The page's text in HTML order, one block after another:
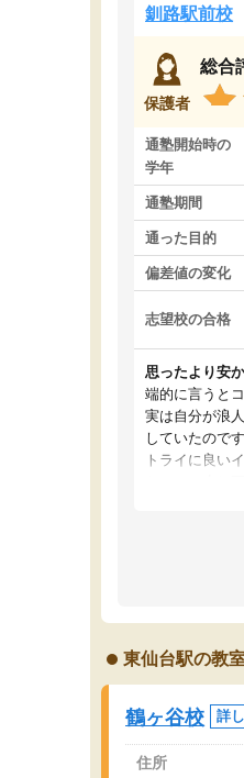
釧路駅前校
保護者
総合
通塾開始時の
学年
通塾期間
通った目的
偏差値の変化
志望校の合格
思ったより安
端的に言うと
実は自分が浪
していたので
トライに良い
なので、少し
ても行きたい
が、それを加
東仙台駅の教
鶴ヶ谷校 詳
住所